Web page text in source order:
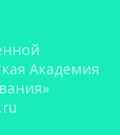
Академия